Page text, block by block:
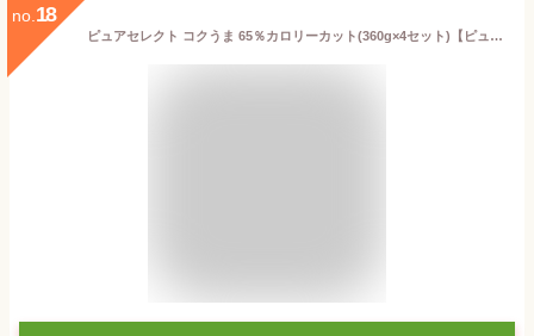
no. 18
ピュアセレクト コクうま 65％カロリーカット(360g×4セット)【ピュアセレクト】